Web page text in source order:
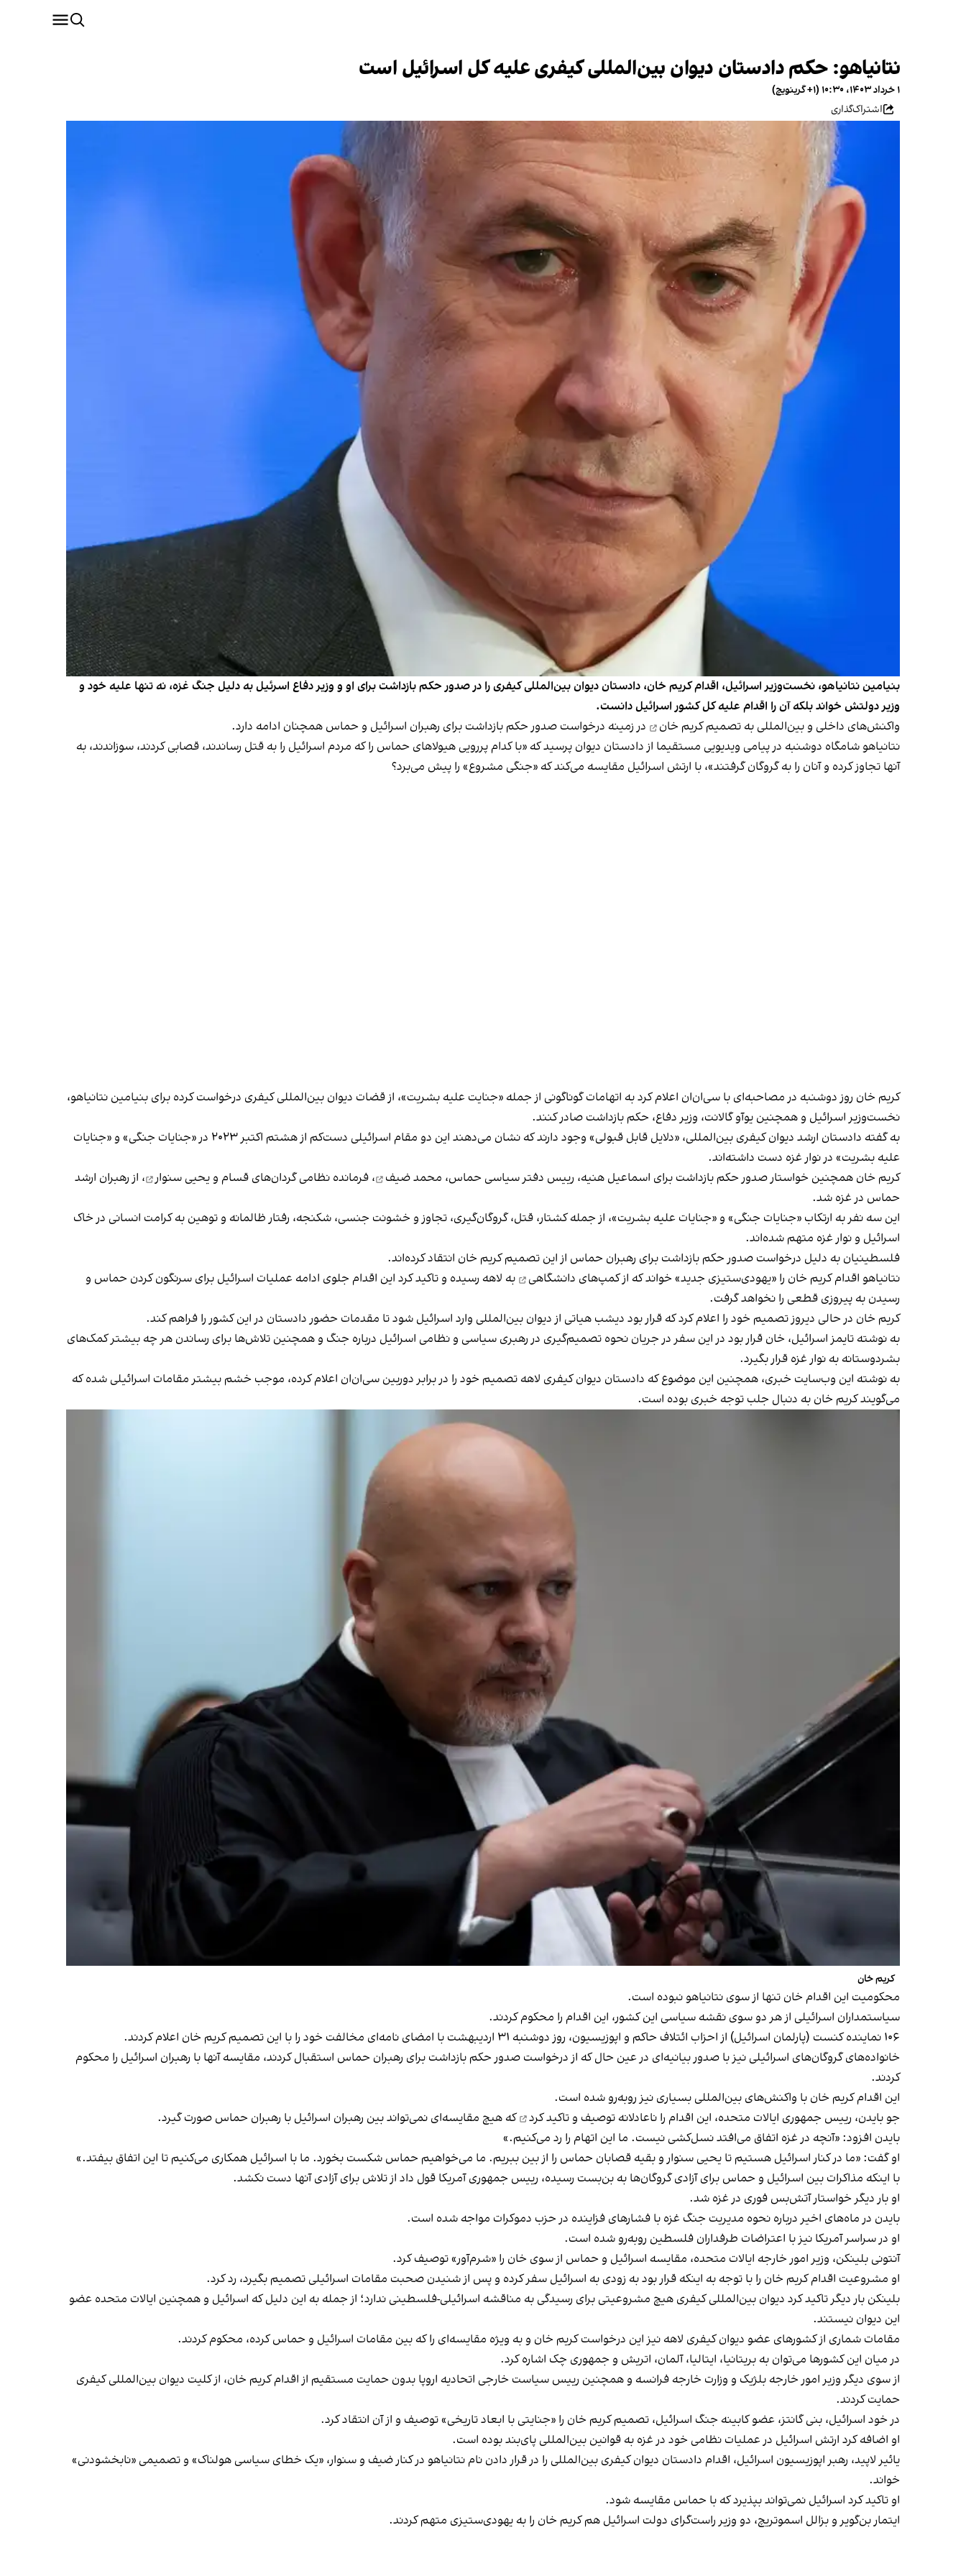
نتانیاهو: حکم دادستان دیوان بین‌المللی کیفری علیه کل اسرائیل است
۱ خرداد ۱۴۰۳، ۱۰:۳۰ (‎+۱ گرینویچ)
اشتراک‌گذاری
بنیامین نتانیاهو، نخست‌وزیر اسرائیل، اقدام کریم خان، دادستان دیوان بین‌المللی کیفری را در صدور حکم بازداشت برای او و وزیر دفاع اسرئیل به دلیل جنگ غزه، نه تنها علیه خود و
وزیر دولتش خواند بلکه آن را اقدام علیه کل کشور اسرائیل دانست.
واکنش‌های داخلی و بین‌المللی به تصمیم کریم خان
در زمینه درخواست صدور حکم بازداشت برای رهبران اسرائیل و حماس همچنان ادامه دارد.
نتانیاهو شامگاه دوشنبه در پیامی ویدیویی مستقیما از دادستان دیوان پرسید که «با کدام پررویی هیولاهای حماس را که مردم اسرائیل را به قتل رساندند، قصابی کردند، سوزاندند، به
آنها تجاوز کرده و آنان را به گروگان گرفتند»، با ارتش اسرائیل مقایسه می‌کند که «جنگی مشروع» را پیش می‌برد؟
کریم خان روز دوشنبه در مصاحبه‌ای با سی‌ان‌ان اعلام کرد به اتهامات گوناگونی از جمله «جنایت علیه بشریت»، از قضات دیوان بین‌المللی کیفری درخواست کرده برای بنیامین نتانیاهو،
نخست‌وزیر اسرائیل و همچنین یوآو گالانت، وزیر دفاع، حکم بازداشت صادر کنند.
به گفته دادستان ارشد دیوان کیفری بین‌المللی، «دلایل قابل قبولی» وجود دارند که نشان می‌دهند این دو مقام اسرائیلی دست‌کم از هشتم اکتبر ۲۰۲۳ در «جنایات جنگی» و «جنایات
علیه بشریت» در نوار غزه دست داشته‌اند.
کریم خان همچنین خواستار صدور حکم بازداشت برای اسماعیل هنیه، رییس دفتر سیاسی حماس، محمد ضیف ، فرمانده نظامی گردان‌های قسام ویحیی سنوار
، از رهبران ارشد
حماس در غزه شد.
این سه نفر به ارتکاب «جنایات جنگی» و «جنایات علیه بشریت»، از جمله کشتار، قتل، گروگان‌‌گیری، تجاوز و خشونت جنسی، شکنجه، رفتار ظالمانه و توهین به کرامت انسانی در خاک
اسرائیل و نوار غزه متهم شده‌اند.
فلسطینیان به دلیل درخواست صدور حکم بازداشت برای رهبران حماس از این تصمیم کریم خان انتقاد کرده‌اند.
نتانیاهو اقدام کریم خان را «یهودی‌ستیزی جدید» خواند که ازکمپ‌های دانشگاهی
به لاهه رسیده و تاکید کرد این اقدام جلوی ادامه عملیات اسرائیل برای سرنگون کردن حماس و
رسیدن به پیروزی قطعی را نخواهد گرفت.
کریم خان در حالی دیروز تصمیم خود را اعلام کرد که قرار بود دیشب هیاتی از دیوان بین‌المللی وارد اسرائیل شود تا مقدمات حضور دادستان در این کشور را فراهم کند.
به نوشته تایمز اسرائیل، خان قرار بود در این سفر در جریان نحوه تصمیم‌گیری در رهبری سیاسی و نظامی اسرائیل درباره جنگ و همچنین تلاش‌ها برای رساندن هر چه بیشتر کمک‌های
بشردوستانه به نوار غزه قرار بگیرد.
به نوشته این وب‌سایت خبری، همچنین این موضوع که دادستان دیوان کیفری لاهه تصمیم خود را در برابر دوربین سی‌ان‌ان اعلام کرده، موجب خشم بیشتر مقامات اسرائیلی شده که
می‌گویند کریم خان به دنبال جلب توجه خبری بوده است.
کریم خان
محکومیت این اقدام خان تنها از سوی نتانیاهو نبوده است.
سیاستمداران اسرائیلی از هر دو سوی نقشه سیاسی این کشور، این اقدام را محکوم کردند.
۱۰۶ نماینده کنست (پارلمان اسرائیل) از احزاب ائتلاف حاکم و اپوزیسیون، روز دوشنبه ۳۱ اردیبهشت با امضای نامه‌ای مخالفت خود را با این تصمیم کریم خان اعلام کردند.
خانواده‌های گروگان‌های اسرائیلی نیز با صدور بیانیه‌ای در عین حال که از درخواست صدور حکم بازداشت برای رهبران حماس استقبال کردند، مقایسه آنها با رهبران اسرائیل را محکوم
کردند.
این اقدام کریم خان با واکنش‌های بین‌المللی بسیاری نیز روبه‌رو شده است.
جو بایدن، رییس جمهوری ایالات متحده، این اقدام را ناعادلانه توصیف و تاکید کرد
که هیچ مقایسه‌ای نمی‌تواند بین رهبران اسرائیل با رهبران حماس صورت گیرد.
بایدن افزود: «آنچه در غزه اتفاق می‌افتد نسل‌کشی نیست. ما این اتهام را رد می‌کنیم.»
او گفت: «ما در کنار اسرائیل هستیم تا یحیی سنوار و بقیه قصابان حماس را از بین ببریم. ما می‌خواهیم حماس شکست بخورد. ما با اسرائیل همکاری می‌کنیم تا این اتفاق بیفتد.»
با اینکه مذاکرات بین اسرائیل و حماس برای آزادی گروگان‌ها به بن‌بست رسیده، رییس‌ جمهوری آمریکا قول داد از تلاش برای آزادی آنها دست نکشد.
او بار دیگر خواستار آتش‌بس فوری در غزه شد.
بایدن در ماه‌های اخیر درباره نحوه مدیریت جنگ غزه با فشارهای فزاینده در حزب دموکرات مواجه شده است.
او در سراسر آمریکا نیز با اعتراضات طرفداران فلسطین روبه‌رو شده است.
آنتونی بلینکن، وزیر امور خارجه ایالات متحده، مقایسه اسرائیل و حماس از سوی خان را «شرم‌آور» توصیف کرد.
او مشروعیت اقدام کریم‌ خان را با توجه به اینکه قرار بود به زودی به اسرائیل سفر کرده و پس از شنیدن صحبت مقامات اسرائیلی تصمیم بگیرد، رد کرد.
بلینکن بار دیگر تاکید کرد دیوان بین‌المللی کیفری هیچ مشروعیتی برای رسیدگی به مناقشه اسرائیلی-فلسطینی ندارد؛ از جمله به این دلیل که اسرائیل و همچنین ایالات متحده عضو
این دیوان نیستند.
مقامات شماری از کشورهای عضو دیوان کیفری لاهه نیز این درخواست کریم خان و به ویژه مقایسه‌ای را که بین مقامات اسرائیل و حماس کرده، محکوم کردند.
در میان این کشورها می‌توان به بریتانیا، ایتالیا، آلمان، اتریش و جمهوری چک اشاره کرد.
از سوی دیگر وزیر امور خارجه بلژیک و وزارت خارجه فرانسه و همچنین رییس سیاست خارجی اتحادیه اروپا بدون حمایت مستقیم از اقدام کریم خان، از کلیت دیوان بین‌المللی کیفری
حمایت کردند.
در خود اسرائیل، بنی گانتز، عضو کابینه جنگ اسرائیل، تصمیم کریم خان را «جنایتی با ابعاد تاریخی» توصیف و از آن انتقاد کرد.
او اضافه کرد ارتش اسرائیل در عملیات نظامی خود در غزه به قوانین بین‌المللی پای‌بند بوده است.
یائیر لاپید، رهبر اپوزیسیون اسرائیل، اقدام دادستان دیوان کیفری بین‌المللی را در قرار دادن نام نتانیاهو در کنار ضیف و سنوار، «یک خطای سیاسی هولناک» و تصمیمی «نابخشودنی»
خواند.
او تاکید کرد اسرائیل نمی‌تواند بپذیرد که با حماس مقایسه شود.
ایتمار بن‌گویر و بزالل اسموتریچ، دو وزیر راست‌گرای دولت اسرائیل هم کریم خان را به یهودی‌ستیزی متهم کردند.